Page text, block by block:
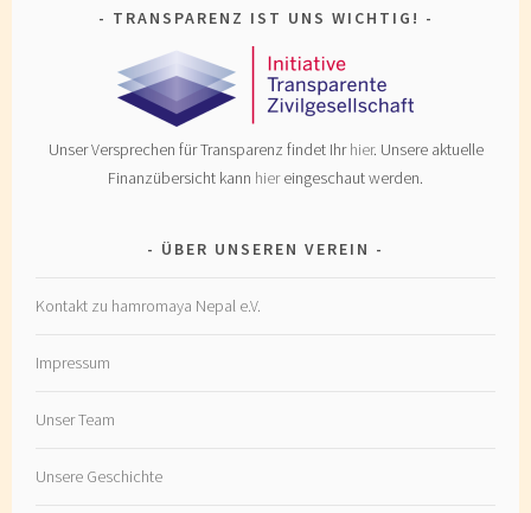
TRANSPARENZ IST UNS WICHTIG!
Unser Versprechen für Transparenz findet Ihrhier. Unsere aktuelle
Finanzübersicht kann hiereingeschaut werden.
ÜBER UNSEREN VEREIN
Kontakt zu hamromaya Nepal e.V.
Impressum
Unser Team
Unsere Geschichte